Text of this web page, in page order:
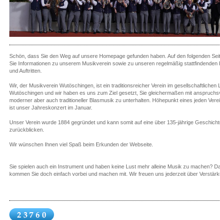
Schön, dass Sie den Weg auf unsere Homepage gefunden haben. Auf den folgenden
Sie Informationen zu unserem Musikverein sowie zu unseren regelmäßig stattfindenden
und Auftritten.
Wir, der Musikverein Wutöschingen, ist ein traditionsreicher Verein im gesellschaftlichen
Wutöschingen und wir haben es uns zum Ziel gesetzt, Sie gleichermaßen mit
moderner aber auch traditioneller Blasmusik zu unterhalten. Höhepunkt eines jeden
ist unser Jahreskonzert im Januar.
Unser Verein wurde 1884 gegründet und kann somit auf eine über 135-jährige
zurückblicken.
Wir wünschen Ihnen viel Spaß beim Erkunden der Webseite.
Sie spielen auch ein Instrument und haben keine Lust mehr alleine Musik zu machen?
kommen Sie doch einfach vorbei und machen mit. Wir freuen uns jederzeit über